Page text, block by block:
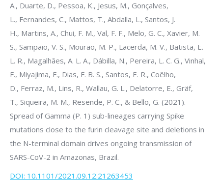
A., Duarte, D., Pessoa, K., Jesus, M., Gonçalves,
L., Fernandes, C., Mattos, T., Abdalla, L., Santos, J.
H., Martins, A., Chui, F. M., Val, F. F., Melo, G. C., Xavier, M.
S., Sampaio, V. S., Mourão, M. P., Lacerda, M. V., Batista, E.
L. R., Magalhães, A. L. A., Dábilla, N., Pereira, L. C. G., Vinhal,
F., Miyajima, F., Dias, F. B. S., Santos, E. R., Coêlho,
D., Ferraz, M., Lins, R., Wallau, G. L., Delatorre, E., Gräf,
T., Siqueira, M. M., Resende, P. C., & Bello, G. (2021).
Spread of Gamma (P. 1) sub-lineages carrying Spike
mutations close to the furin cleavage site and deletions in
the N-terminal domain drives ongoing transmission of
SARS-CoV-2 in Amazonas, Brazil.
DOI: 10.1101/2021.09.12.21263453